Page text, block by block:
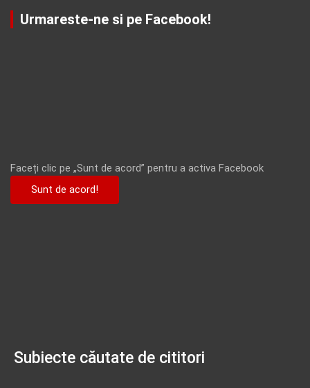
Urmareste-ne si pe Facebook!
Faceți clic pe „Sunt de acord” pentru a activa Facebook
Sunt de acord!
Subiecte căutate de cititori